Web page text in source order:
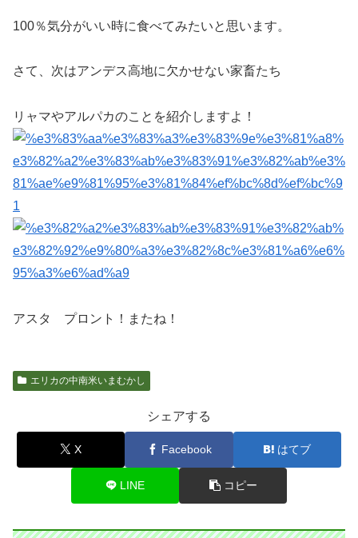
100％気分がいい時に食べてみたいと思います。
さて、次はアンデス高地に欠かせない家畜たち
リャマやアルパカのことを紹介しますよ！
アスタ プロント！またね！
エリカの中南米いまむかし
シェアする
X Facebook はてブ
LINE コピー